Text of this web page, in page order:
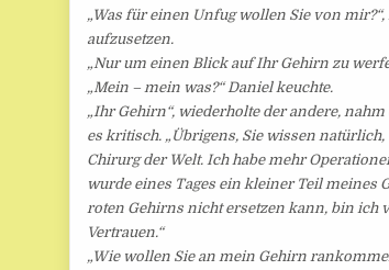
„Was für einen Unfug wollen Sie von
aufzusetzen.
„Nur um einen Blick auf Ihr Gehirn zu
„Mein – mein was?“ Daniel keuchte.
„Ihr Gehirn“, wiederholte der andere,
es kritisch. „Übrigens, Sie wissen
Chirurg der Welt. Ich habe mehr
wurde eines Tages ein kleiner Teil meines
roten Gehirns nicht ersetzen kann, bin ich
Vertrauen.“
„Wie wollen Sie an mein Gehirn